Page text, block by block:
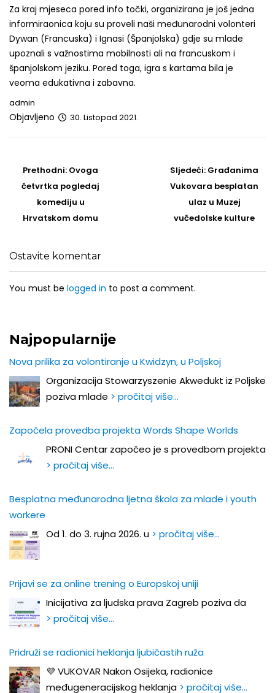
Za kraj mjeseca pored info točki, organizirana je još jedna
informiraonica koju su proveli naši međunarodni volonteri
Dywan (Francuska) i Ignasi (Španjolska) gdje su mlade
upoznali s važnostima mobilnosti ali na francuskom i
španjolskom jeziku. Pored toga, igra s kartama bila je
veoma edukativna i zabavna.
admin
Objavljeno 30. Listopad 2021.
navigation
Prethodni: Prethodni
post
Ovoga
četvrtka pogledaj
komediju u
Hrvatskom domu
Sljedeći: Sljedeći
Post
Građanima
Vukovara besplatan
ulaz u Muzej
vučedolske kulture
Ostavite komentar
You must be logged in to post a comment.
Najpopularnije
Nova prilika za volontiranje u Kwidzyn, u Poljskoj
Organizacija Stowarzyszenie Akwedukt iz Poljske
poziva mlade > pročitaj više…
Započela provedba projekta Words Shape Worlds
PRONI Centar započeo je s provedbom projekta
> pročitaj više…
Besplatna međunarodna ljetna škola za mlade i youth
workere
Od 1. do 3. rujna 2026. u > pročitaj više…
Prijavi se za online trening o Europskoj uniji
Inicijativa za ljudska prava Zagreb poziva da
> pročitaj više…
Pridruži se radionici heklanja ljubičastih ruža
💜 VUKOVAR Nakon Osijeka, radionice
međugeneracijskog heklanja > pročitaj više…